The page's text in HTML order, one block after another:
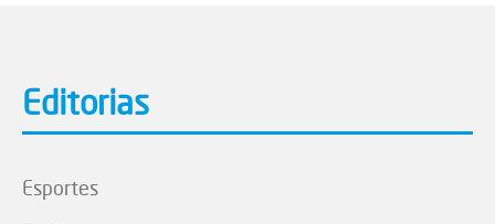
Editorias
Esportes